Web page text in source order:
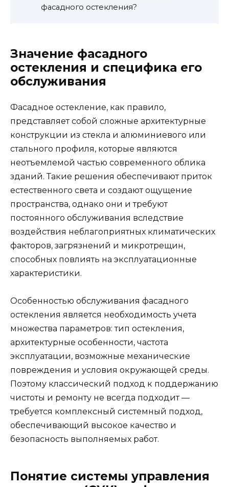
фасадного остекления?
Значение фасадного
остекления и специфика его
обслуживания
Фасадное остекление, как правило,
представляет собой сложные архитектурные
конструкции из стекла и алюминиевого или
стального профиля, которые являются
неотъемлемой частью современного облика
зданий. Такие решения обеспечивают приток
естественного света и создают ощущение
пространства, однако они и требуют
постоянного обслуживания вследствие
воздействия неблагоприятных климатических
факторов, загрязнений и микротрещин,
способных повлиять на эксплуатационные
характеристики.
Особенностью обслуживания фасадного
остекления является необходимость учета
множества параметров: тип остекления,
архитектурные особенности, частота
эксплуатации, возможные механические
повреждения и условия окружающей среды.
Поэтому классический подход к поддержанию
чистоты и ремонту не всегда подходит —
требуется комплексный системный подход,
обеспечивающий высокое качество и
безопасность выполняемых работ.
Понятие системы управления